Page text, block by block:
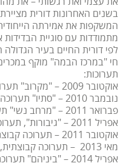
בשנים האחרונות דורית מציירת
המשקפות את אמירתה
מתמודדות עם סוגיית
לפי דורית החיים בעיר
חי "במרכז הבמה" מוקף
תערוכות:
אוקטובר 2009 – "מקרוב" תערוכת יחיד, גלריה אפרת, גורדון ת"א
נובמבר 2010 – "סתיו" תערוכה קבוצתית, גלרינה, בת שלמה
פברואר 2011 – "מרחב נשי" תערוכה קבוצתית, בראשון לציון
אפריל 2011 – "גיבורות", תערוכה קבוצתית, גלריה אמני הרצליה
אוקטובר 2011 – תערוכה קבוצתית באבו-גוש, פסטיבל המוסיקה
מאי 2013 – תערוכה קבוצתית, קסטרה גלריה פיקסו, חיפה
אפריל 2014 – "ביניהם" תערוכת ציורים בגלריה לאמנות, הרצליה